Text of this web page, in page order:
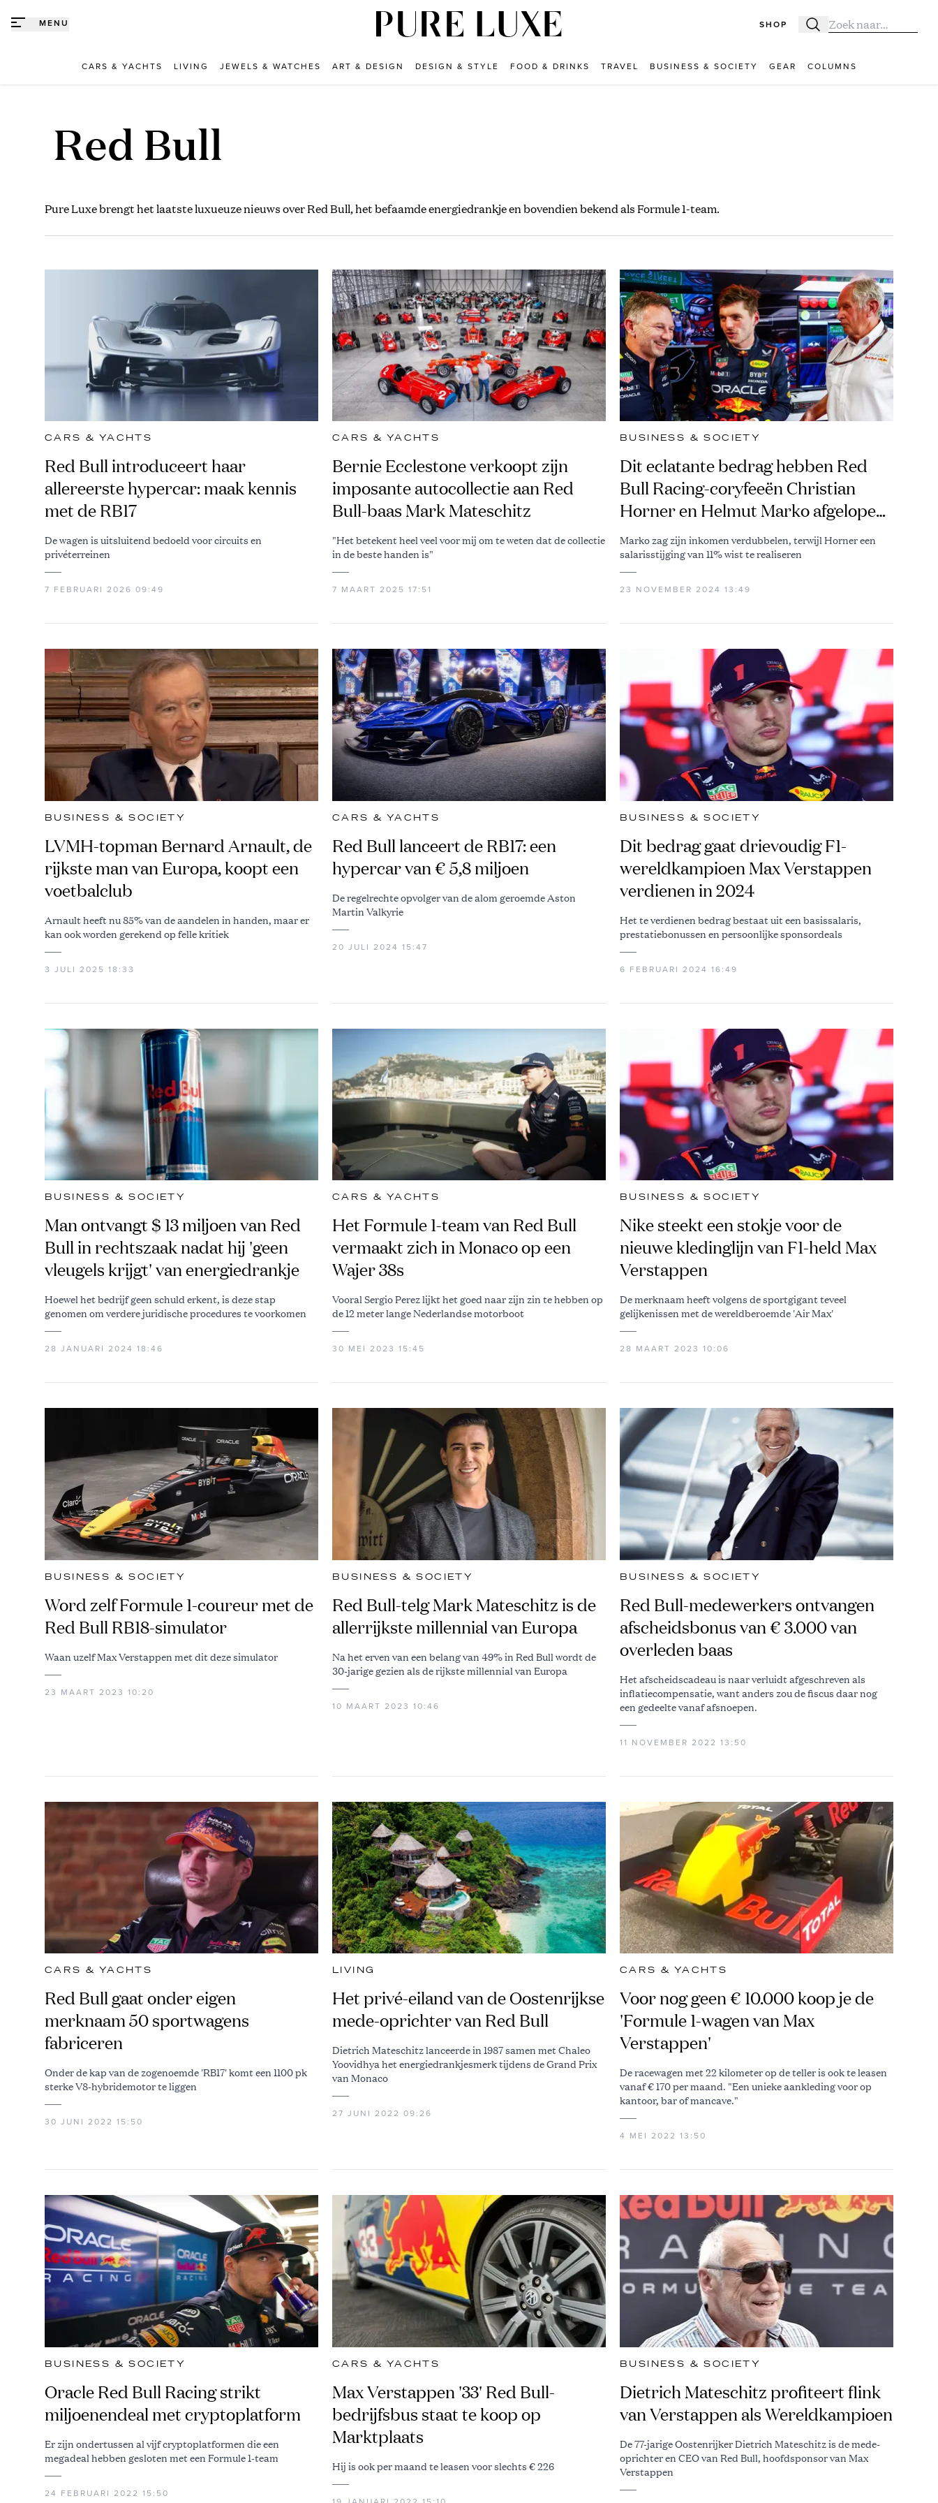
MENU SHOP Zoeken
Zoek naar:
CARS & YACHTS LIVING JEWELS & WATCHES ART & DESIGN DESIGN & STYLE FOOD & DRINKS TRAVEL BUSINESS & SOCIETY GEAR COLUMNS
Red Bull
Pure Luxe brengt het laatste luxueuze nieuws over Red Bull, het befaamde energiedrankje en bovendien bekend als Formule 1-team.
CARS & YACHTS
Red Bull introduceert haar
allereerste hypercar: maak kennis
met de RB17
De wagen is uitsluitend bedoeld voor circuits en
privéterreinen
7 FEBRUARI 2026 09:49
CARS & YACHTS
Bernie Ecclestone verkoopt zijn
imposante autocollectie aan Red
Bull-baas Mark Mateschitz
"Het betekent heel veel voor mij om te weten dat de collectie
in de beste handen is"
7 MAART 2025 17:51
BUSINESS & SOCIETY
Dit eclatante bedrag hebben Red
Bull Racing-coryfeeën Christian
Horner en Helmut Marko afgelopen
jaar opgestreken
Marko zag zijn inkomen verdubbelen, terwijl Horner een
salarisstijging van 11% wist te realiseren
23 NOVEMBER 2024 13:49
BUSINESS & SOCIETY
LVMH-topman Bernard Arnault, de
rijkste man van Europa, koopt een
voetbalclub
Arnault heeft nu 85% van de aandelen in handen, maar er
kan ook worden gerekend op felle kritiek
3 JULI 2025 18:33
CARS & YACHTS
Red Bull lanceert de RB17: een
hypercar van € 5,8 miljoen
De regelrechte opvolger van de alom geroemde Aston
Martin Valkyrie
20 JULI 2024 15:47
BUSINESS & SOCIETY
Dit bedrag gaat drievoudig F1-
wereldkampioen Max Verstappen
verdienen in 2024
Het te verdienen bedrag bestaat uit een basissalaris,
prestatiebonussen en persoonlijke sponsordeals
6 FEBRUARI 2024 16:49
BUSINESS & SOCIETY
Man ontvangt $ 13 miljoen van Red
Bull in rechtszaak nadat hij 'geen
vleugels krijgt' van energiedrankje
Hoewel het bedrijf geen schuld erkent, is deze stap
genomen om verdere juridische procedures te voorkomen
28 JANUARI 2024 18:46
CARS & YACHTS
Het Formule 1-team van Red Bull
vermaakt zich in Monaco op een
Wajer 38s
Vooral Sergio Perez lijkt het goed naar zijn zin te hebben op
de 12 meter lange Nederlandse motorboot
30 MEI 2023 15:45
BUSINESS & SOCIETY
Nike steekt een stokje voor de
nieuwe kledinglijn van F1-held Max
Verstappen
De merknaam heeft volgens de sportgigant teveel
gelijkenissen met de wereldberoemde 'Air Max'
28 MAART 2023 10:06
BUSINESS & SOCIETY
Word zelf Formule 1-coureur met de
Red Bull RB18-simulator
Waan uzelf Max Verstappen met dit deze simulator
23 MAART 2023 10:20
BUSINESS & SOCIETY
Red Bull-telg Mark Mateschitz is de
allerrijkste millennial van Europa
Na het erven van een belang van 49% in Red Bull wordt de
30-jarige gezien als de rijkste millennial van Europa
10 MAART 2023 10:46
BUSINESS & SOCIETY
Red Bull-medewerkers ontvangen
afscheidsbonus van € 3.000 van
overleden baas
Het afscheidscadeau is naar verluidt afgeschreven als
inflatiecompensatie, want anders zou de fiscus daar nog
een gedeelte vanaf afsnoepen.
11 NOVEMBER 2022 13:50
CARS & YACHTS
Red Bull gaat onder eigen
merknaam 50 sportwagens
fabriceren
Onder de kap van de zogenoemde 'RB17' komt een 1100 pk
sterke V8-hybridemotor te liggen
30 JUNI 2022 15:50
LIVING
Het privé-eiland van de Oostenrijkse
mede-oprichter van Red Bull
Dietrich Mateschitz lanceerde in 1987 samen met Chaleo
Yoovidhya het energiedrankjesmerk tijdens de Grand Prix
van Monaco
27 JUNI 2022 09:26
CARS & YACHTS
Voor nog geen € 10.000 koop je de
'Formule 1-wagen van Max
Verstappen'
De racewagen met 22 kilometer op de teller is ook te leasen
vanaf € 170 per maand. "Een unieke aankleding voor op
kantoor, bar of mancave."
4 MEI 2022 13:50
BUSINESS & SOCIETY
Oracle Red Bull Racing strikt
miljoenendeal met cryptoplatform
Er zijn ondertussen al vijf cryptoplatformen die een
megadeal hebben gesloten met een Formule 1-team
24 FEBRUARI 2022 15:50
CARS & YACHTS
Max Verstappen '33' Red Bull-
bedrijfsbus staat te koop op
Marktplaats
Hij is ook per maand te leasen voor slechts € 226
BUSINESS & SOCIETY
Dietrich Mateschitz profiteert flink
van Verstappen als Wereldkampioen
De 77-jarige Oostenrijker Dietrich Mateschitz is de mede-
oprichter en CEO van Red Bull, hoofdsponsor van Max
Verstappen